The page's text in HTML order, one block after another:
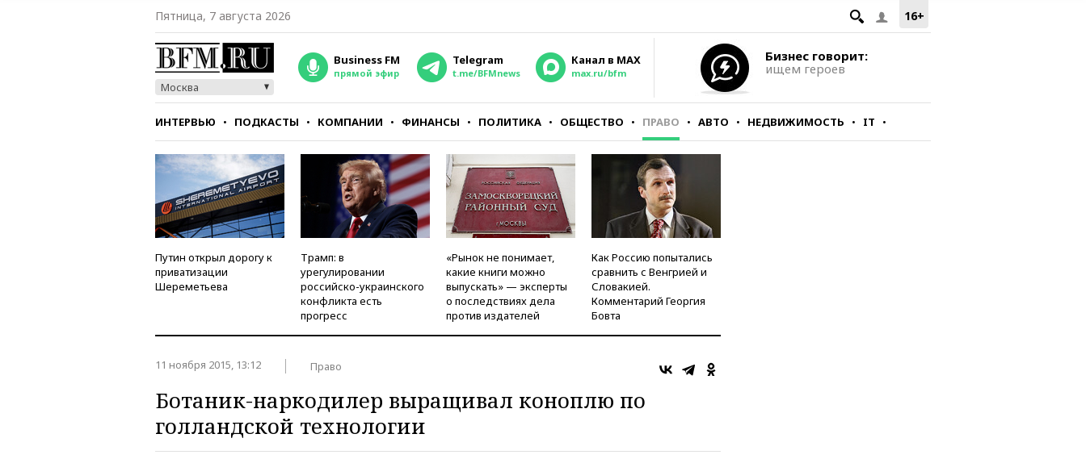
16+
Пятница, 7 августа 2026
Москва
Business FM
прямой эфир
Telegram
t.me/BFMnews
Канал в MAX
max.ru/bfm
Бизнес говорит:
ищем героев
ИНТЕРВЬЮ ПОДКАСТЫ КОМПАНИИ ФИНАНСЫ ПОЛИТИКА ОБЩЕСТВО ПРАВО АВТО НЕДВИЖИМОСТЬ IT
СТИЛЬ ТЕСТЫ
Путин открыл дорогу к
приватизации
Шереметьева
Трамп: в
урегулировании
российско-украинского
конфликта есть
прогресс
«Рынок не понимает,
какие книги можно
выпускать» — эксперты
о последствиях дела
против издателей
Как Россию попытались
сравнить с Венгрией и
Словакией.
Комментарий Георгия
Бовта
11 ноября 2015, 13:12 Право
Ботаник-наркодилер выращивал коноплю по
голландской технологии